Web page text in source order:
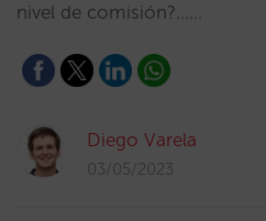
nivel de comisión?...…
Diego Varela
03/05/2023